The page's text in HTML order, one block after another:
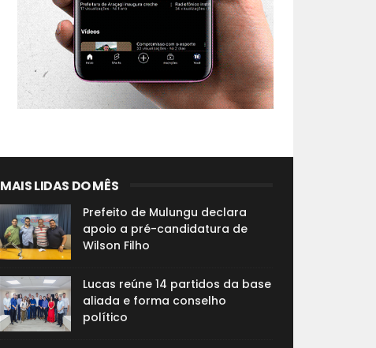
MAIS LIDAS DO MÊS
Prefeito de Mulungu declara
apoio a pré-candidatura de
Wilson Filho
Lucas reúne 14 partidos da base
aliada e forma conselho
político